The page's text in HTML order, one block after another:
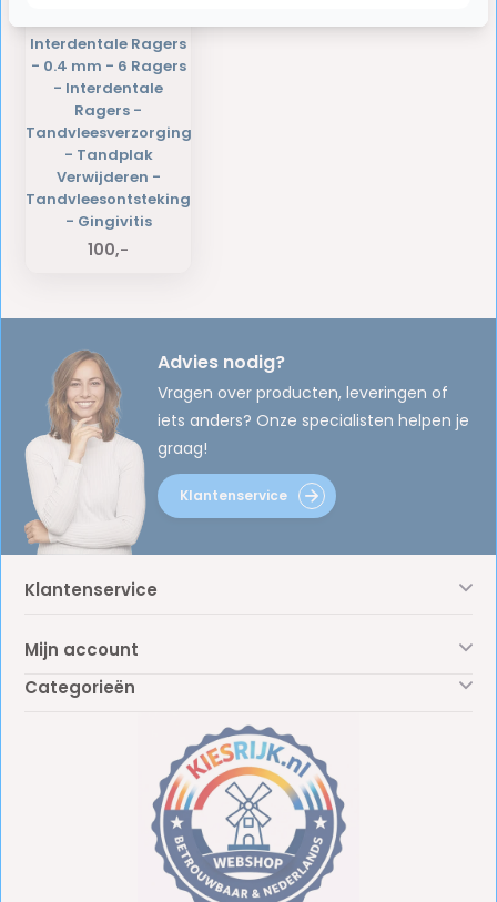
Interdentale Ragers
- 0.4 mm - 6 Ragers
- Interdentale
Ragers -
Tandvleesverzorging
- Tandplak
Verwijderen -
Tandvleesontsteking
- Gingivitis
100,-
Advies nodig?
Vragen over producten, leveringen of
iets anders? Onze specialisten helpen je
graag!
Klantenservice
Klantenservice
Mijn account
Categorieën